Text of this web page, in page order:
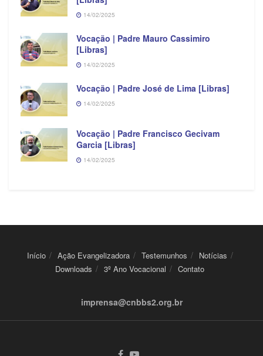
14/02/2025
Vocação | Padre Mauro Cassimiro
[Libras]
14/02/2025
Vocação | Padre José de Lima [Libras]
14/02/2025
Vocação | Padre Francisco Gecivam
Garcia [Libras]
14/02/2025
Início Ação Evangelizadora Testemunhos
Notícias
Downloads
3º Ano Vocacional Contato
imprensa@cnbbs2.org.br